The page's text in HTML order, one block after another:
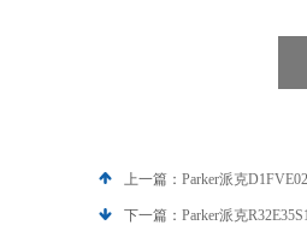
上一篇： Parker派克
下一篇： Parker派克